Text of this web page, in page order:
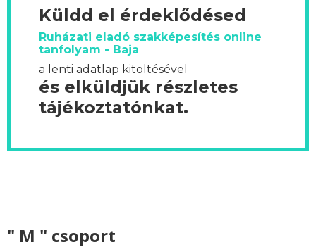
Küldd el érdeklődésed
Ruházati eladó szakképesítés online
tanfolyam - Baja
a lenti adatlap kitöltésével
és elküldjük részletes
tájékoztatónkat.
" M " csoport